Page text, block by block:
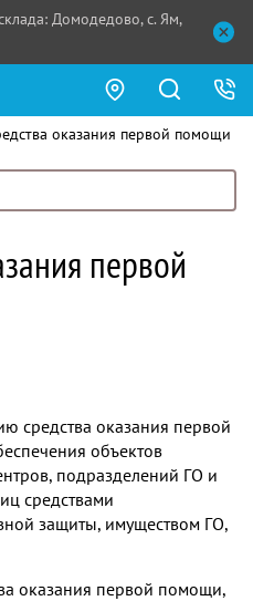
Домодедово, с. Ям,
оказания первой помощи
первой
средства оказания первой
объектов
подразделений ГО и
средствами
защиты, имуществом ГО,
оказания первой помощи,